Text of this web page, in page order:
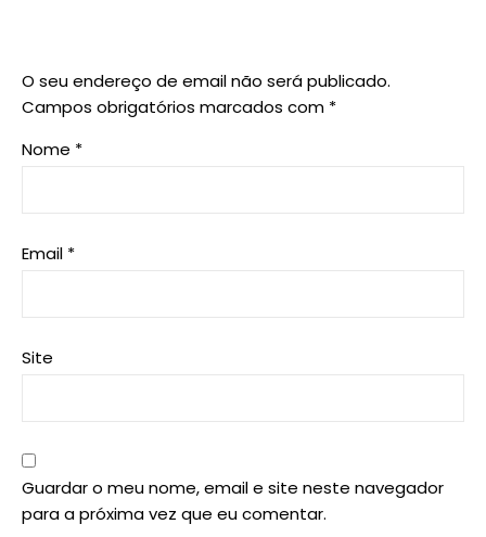
O seu endereço de email não será publicado.
Campos obrigatórios marcados com *
Nome *
Email *
Site
Guardar o meu nome, email e site neste navegador
para a próxima vez que eu comentar.